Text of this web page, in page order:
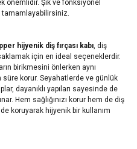
önemlidir. Şık ve fonksiyonel
hijyenik diş fırçası kabı, diş
için en ideal seçeneklerdir.
birikmesini önlerken aynı
süre korur. Seyahatlerde ve günlük
dayanıklı yapıları sayesinde de
Hem sağlığınızı korur hem de diş
koruyarak hijyenik bir kullanım